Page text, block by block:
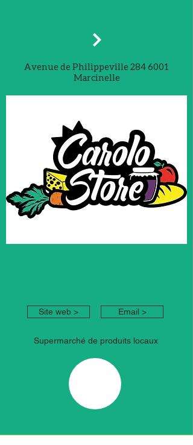
Avenue de Philippeville284 6001
Marcinelle
Site web > Email >
Supermarché de produits locaux